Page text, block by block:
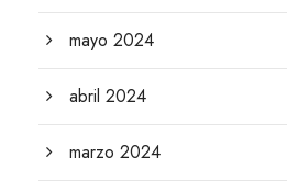
mayo 2024
abril 2024
marzo 2024